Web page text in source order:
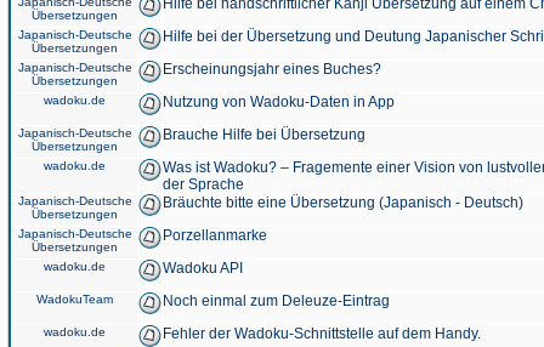
Übersetzungen
Hilfe bei handschriftlicher Kanji Übersetzung auf einem
Japanisch-Deutsche
Übersetzungen
Hilfe bei der Übersetzung und Deutung Japanischer
Japanisch-Deutsche
Übersetzungen
Erscheinungsjahr eines Buches?
wadoku.de Nutzung von Wadoku-Daten in App
Japanisch-Deutsche
Übersetzungen
Brauche Hilfe bei Übersetzung
wadoku.de
Was ist Wadoku? – Fragemente einer Vision von
der Sprache
Japanisch-Deutsche
Übersetzungen
Bräuchte bitte eine Übersetzung (Japanisch - Deutsch)
Japanisch-Deutsche
Übersetzungen
Porzellanmarke
wadoku.de Wadoku API
WadokuTeam Noch einmal zum Deleuze-Eintrag
wadoku.de Fehler der Wadoku-Schnittstelle auf dem Handy.